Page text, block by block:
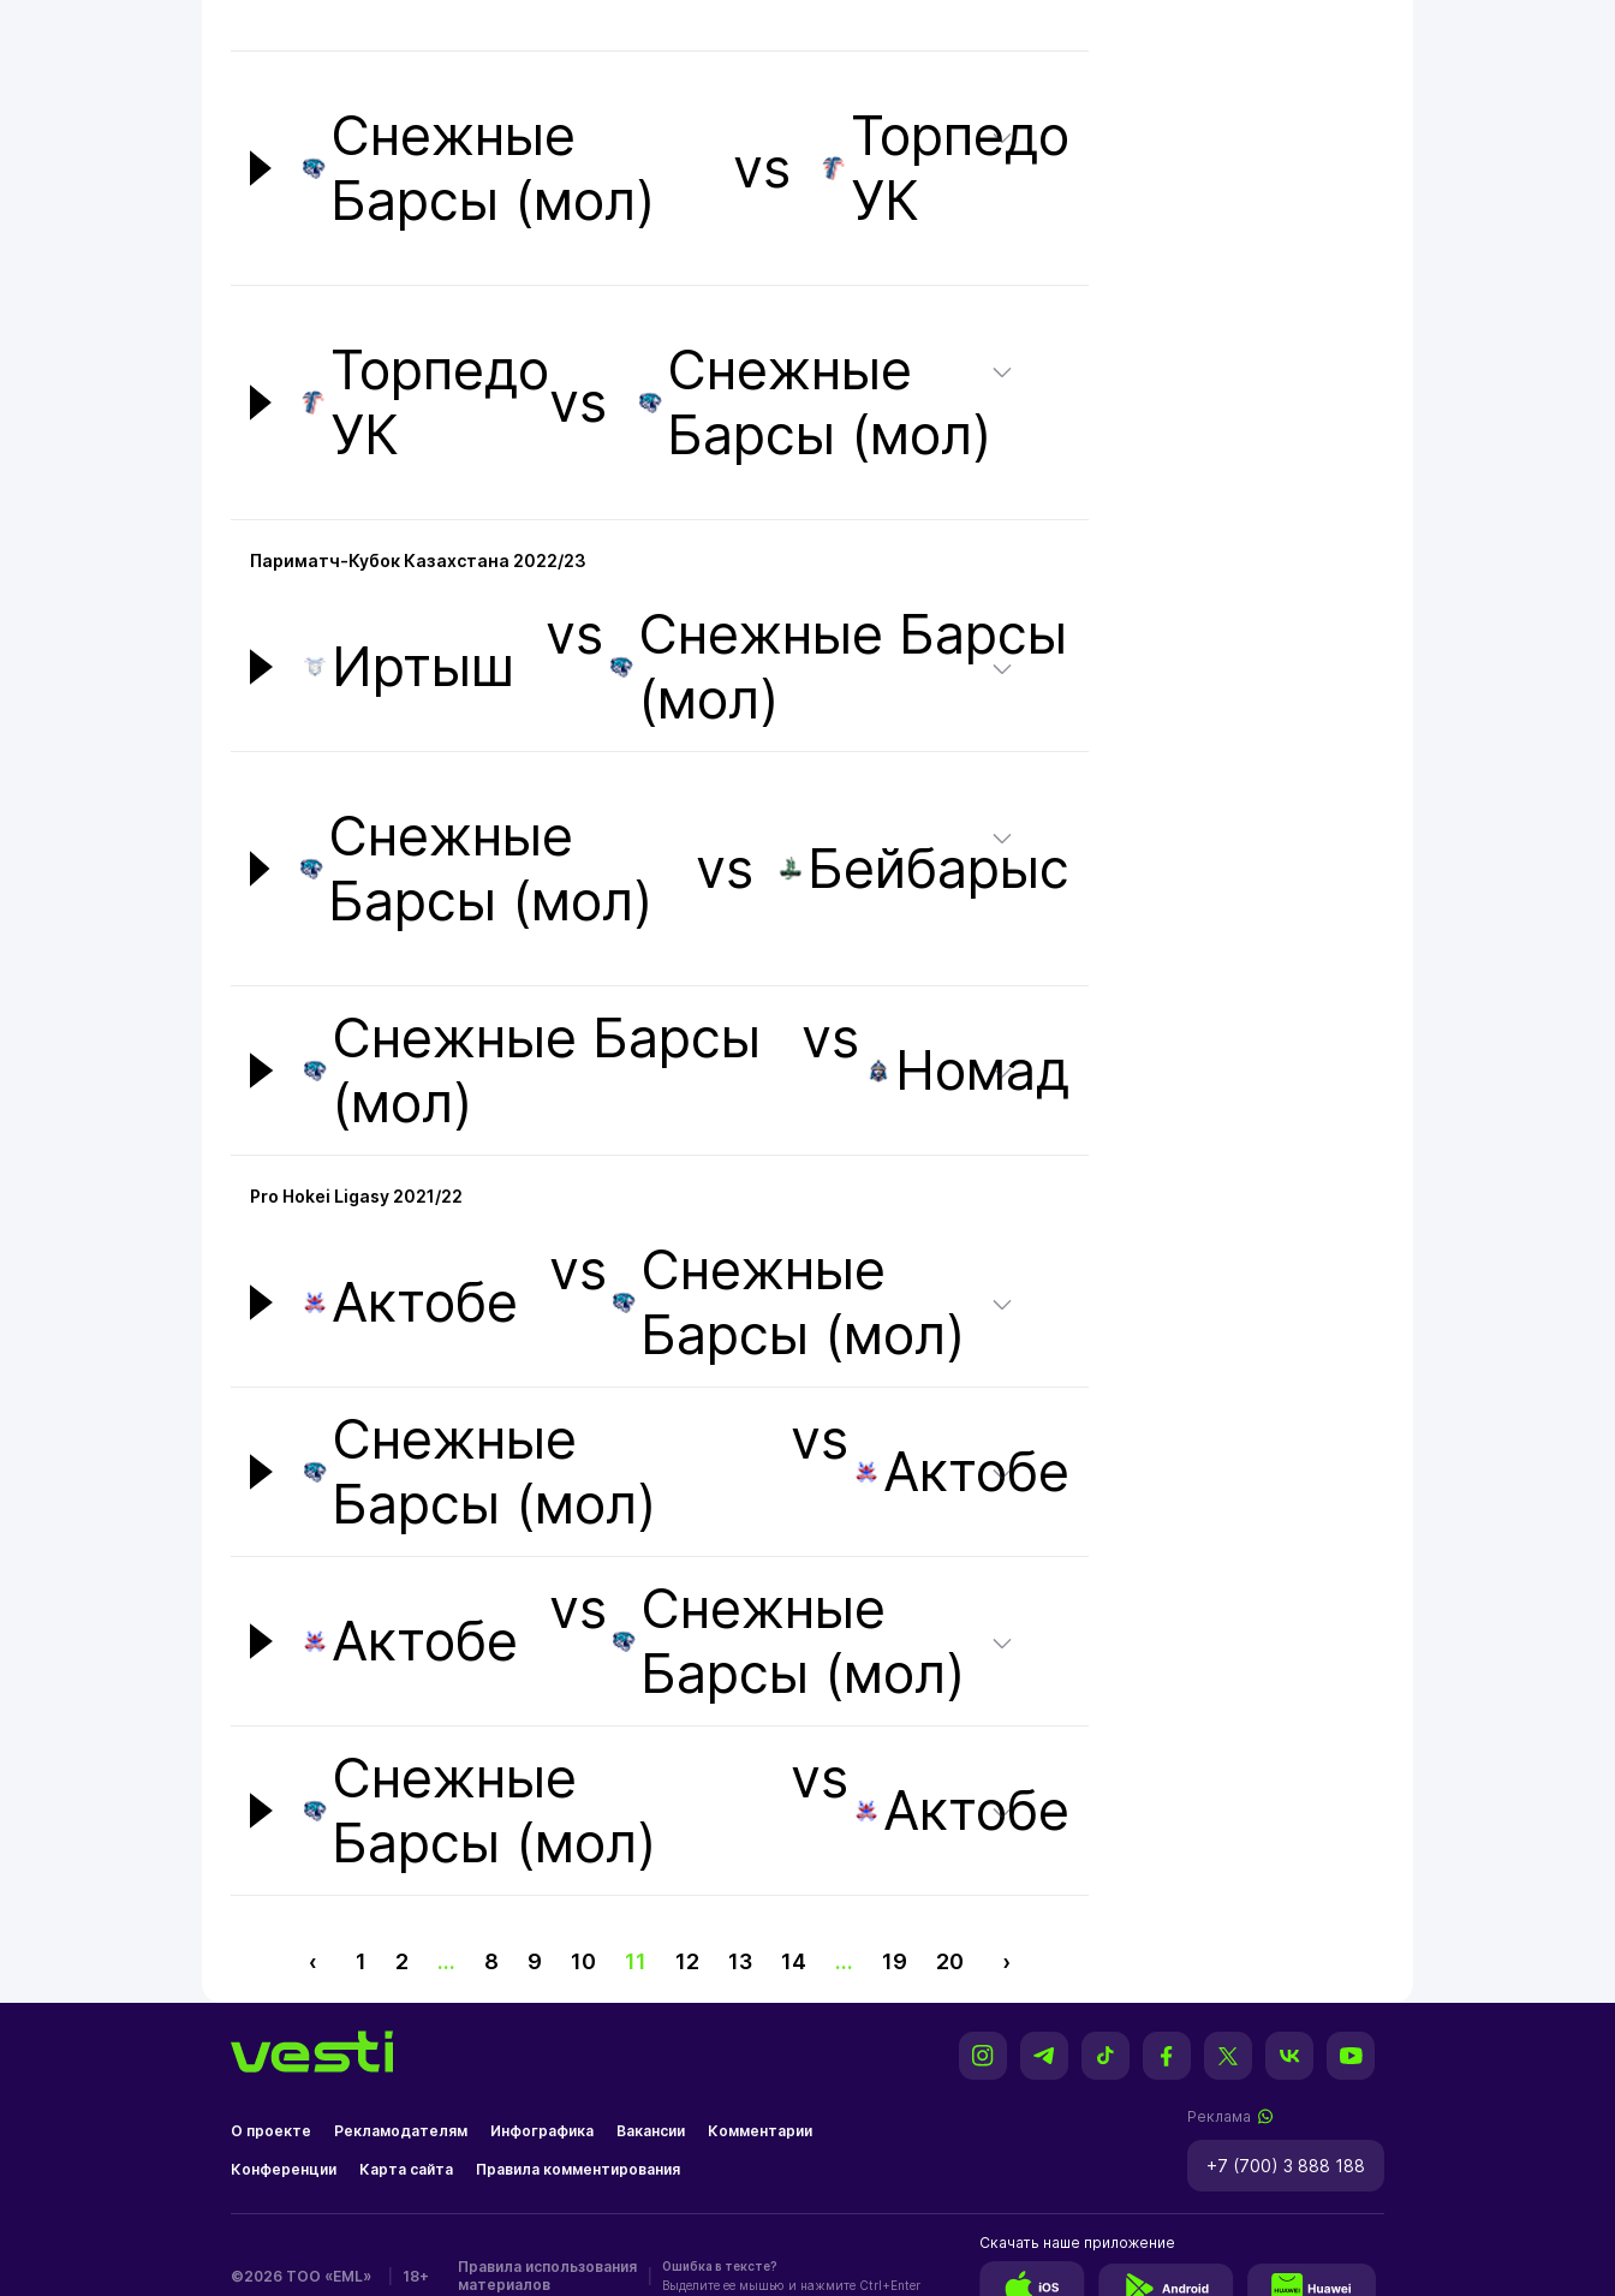
Снежные
Барсы (мол)
vs
Торпедо
УК
Торпедо
УК
vs
Снежные
Барсы (мол)
Париматч-Кубок Казахстана 2022/23
Иртыш vs
Снежные Барсы
(мол)
Снежные
Барсы (мол)
vs Бейбарыс
Снежные Барсы
(мол)
vs Номад
Pro Hokei Ligasy 2021/22
Актобе vs
Снежные
Барсы (мол)
Снежные
Барсы (мол)
vs Актобе
Актобе vs
Снежные
Барсы (мол)
Снежные
Барсы (мол)
vs Актобе
‹ 1 2 ... 8 9 10 11 12 13 14 ... 19 20 ›
О проекте Рекламодателям Инфографика Вакансии Комментарии
Конференции Карта сайта Правила комментирования
Реклама
+7 (700) 3 888 188
©2026 ТОО «EML» 18+
Правила использования
материалов
Ошибка в тексте?
Выделите ее мышью и нажмите Ctrl+Enter
Скачать наше приложение